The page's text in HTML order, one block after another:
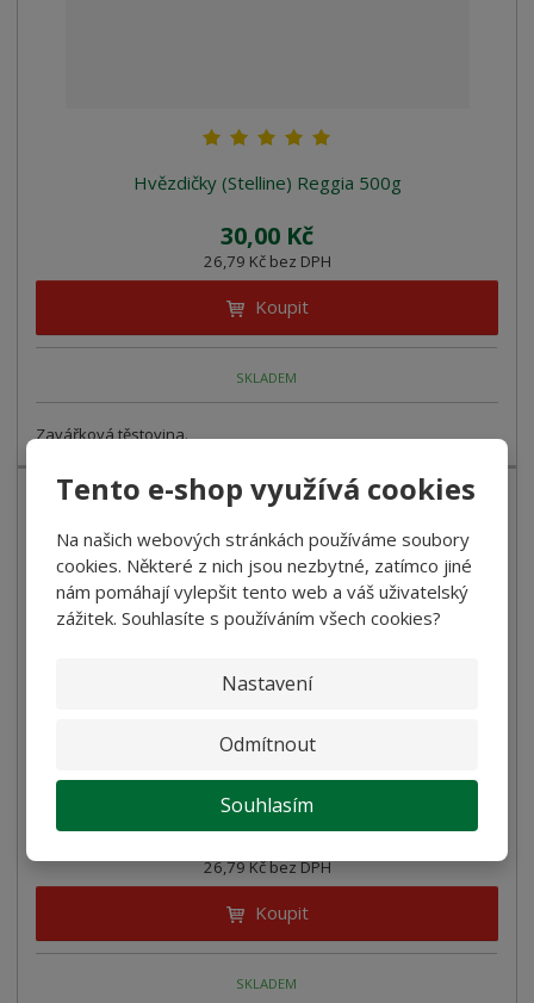
Tento e-shop využívá cookies
Na našich webových stránkách používáme soubory
cookies. Některé z nich jsou nezbytné, zatímco jiné
nám pomáhají vylepšit tento web a váš uživatelský
zážitek. Souhlasíte s používáním všech cookies?
Nastavení
Odmítnout
Souhlasím
Hvězdičky (Stelline) Reggia 500g
30,00 Kč
26,79 Kč bez DPH
Koupit
SKLADEM
Zavářková těstovina.
30,00 Kč
26,79 Kč bez DPH
Koupit
SKLADEM